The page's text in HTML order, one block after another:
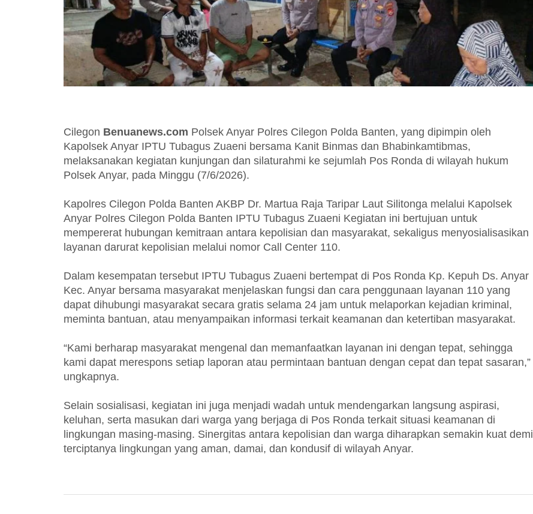
Cilegon Benuanews.com Polsek Anyar Polres Cilegon Polda Banten, yang dipimpin oleh
Kapolsek Anyar IPTU Tubagus Zuaeni bersama Kanit Binmas dan Bhabinkamtibmas,
melaksanakan kegiatan kunjungan dan silaturahmi ke sejumlah Pos Ronda di wilayah hukum
Polsek Anyar, pada Minggu (7/6/2026).
Kapolres Cilegon Polda Banten AKBP Dr. Martua Raja Taripar Laut Silitonga melalui Kapolsek
Anyar Polres Cilegon Polda Banten IPTU Tubagus Zuaeni Kegiatan ini bertujuan untuk
mempererat hubungan kemitraan antara kepolisian dan masyarakat, sekaligus menyosialisasikan
layanan darurat kepolisian melalui nomor Call Center 110.
Dalam kesempatan tersebut IPTU Tubagus Zuaeni bertempat di Pos Ronda Kp. Kepuh Ds. Anyar
Kec. Anyar bersama masyarakat menjelaskan fungsi dan cara penggunaan layanan 110 yang
dapat dihubungi masyarakat secara gratis selama 24 jam untuk melaporkan kejadian kriminal,
meminta bantuan, atau menyampaikan informasi terkait keamanan dan ketertiban masyarakat.
“Kami berharap masyarakat mengenal dan memanfaatkan layanan ini dengan tepat, sehingga
kami dapat merespons setiap laporan atau permintaan bantuan dengan cepat dan tepat sasaran,”
ungkapnya.
Selain sosialisasi, kegiatan ini juga menjadi wadah untuk mendengarkan langsung aspirasi,
keluhan, serta masukan dari warga yang berjaga di Pos Ronda terkait situasi keamanan di
lingkungan masing-masing. Sinergitas antara kepolisian dan warga diharapkan semakin kuat demi
terciptanya lingkungan yang aman, damai, dan kondusif di wilayah Anyar.